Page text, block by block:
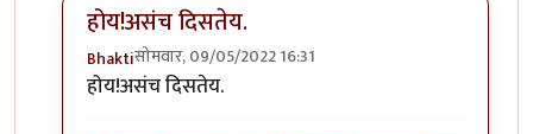
होय!असंच दिसतेय.
Bhaktiसोमवार, 09/05/2022 16:31
In reply toपालकांनी ठोकुन काढला त्याला.
होय!असंच दिसतेय.